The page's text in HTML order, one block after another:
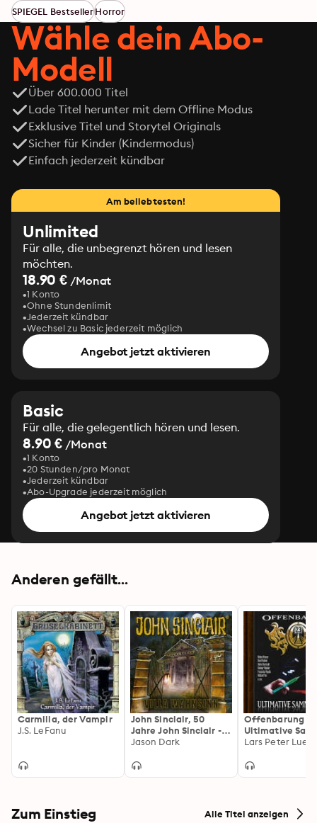
SPIEGEL BestsellerHorror
Wähle dein Abo-
Modell
Über 600.000 Titel
Lade Titel herunter mit dem Offline Modus
Exklusive Titel und Storytel Originals
Sicher für Kinder (Kindermodus)
Einfach jederzeit kündbar
Am beliebtesten!
Unlimited
Für alle, die unbegrenzt hören und lesen
möchten.
18.90 € /Monat
1 Konto
Ohne Stundenlimit
Jederzeit kündbar
Wechsel zu Basic jederzeit möglich
Angebot jetzt aktivieren
Basic
Für alle, die gelegentlich hören und lesen.
8.90 € /Monat
1 Konto
20 Stunden/pro Monat
Jederzeit kündbar
Abo-Upgrade jederzeit möglich
Angebot jetzt aktivieren
Anderen gefällt...
Carmilla, der Vampir
J.S. LeFanu
John Sinclair, 50
Jahre John Sinclair -
Villa Wahnsinn
Jason Dark
Offenbarung
Ultimative
Volume 4
Lars Peter Lueg
Zum Einstieg Alle Titel anzeigen